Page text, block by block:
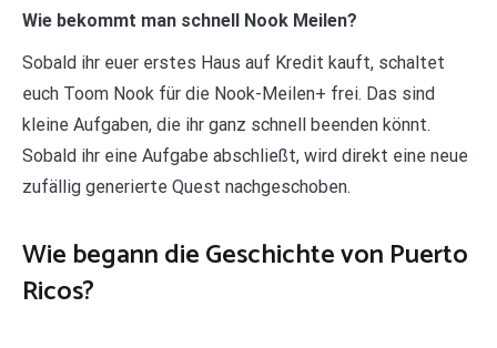
Wie bekommt man schnell Nook Meilen?
Sobald ihr euer erstes Haus auf Kredit kauft, schaltet
euch Toom Nook für die Nook-Meilen+ frei. Das sind
kleine Aufgaben, die ihr ganz schnell beenden könnt.
Sobald ihr eine Aufgabe abschließt, wird direkt eine neue
zufällig generierte Quest nachgeschoben.
Wie begann die Geschichte von Puerto
Ricos?